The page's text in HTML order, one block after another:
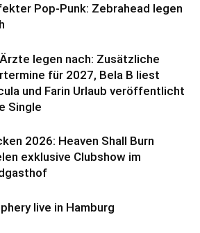
Pop-Punk: Zebrahead legen
legen nach: Zusätzliche
für 2027, Bela B liest
und Farin Urlaub veröffentlicht
Single
2026: Heaven Shall Burn
exklusive Clubshow im
live in Hamburg